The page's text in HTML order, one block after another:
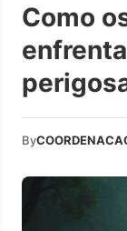
Como
By